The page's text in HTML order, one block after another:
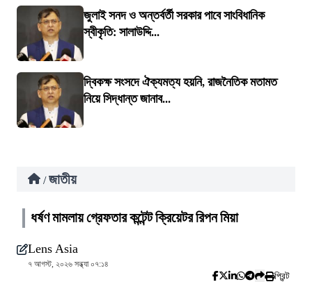
জুলাই সনদ ও অন্তর্বর্তী সরকার পাবে সাংবিধানিক
স্বীকৃতি: সালাউদ্দি...
দ্বিকক্ষ সংসদে ঐক্যমত্য হয়নি, রাজনৈতিক মতামত
নিয়ে সিদ্ধান্ত জানাব...
/ জাতীয়
ধর্ষণ মামলায় গ্রেফতার কন্টেন্ট ক্রিয়েটর রিপন মিয়া
Lens Asia
৭ আগস্ট, ২০২৬ সন্ধ্যা ০৭:১৪
প্রিন্ট